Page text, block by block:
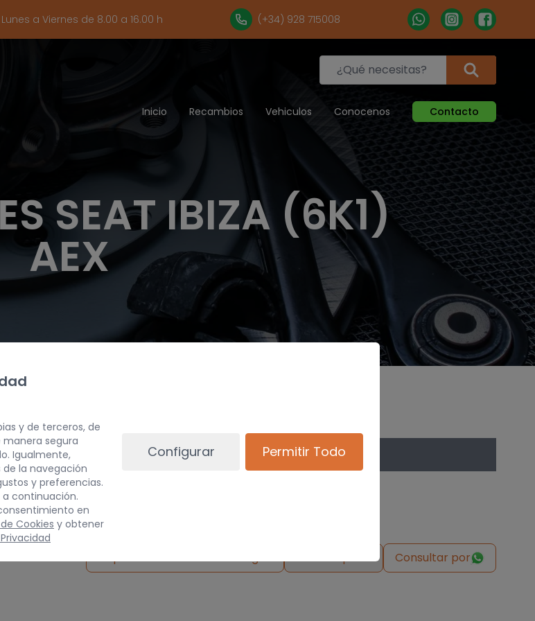
a Viernes de 8.00 a 16.00 h (+34) 928 715008
Inicio Recambios Vehiculos Conocenos Contacto
SEAT IBIZA (6K1)
AEX
PESO
3 kg
Inspeccionar vehículo de origen Solicitar pieza Consultar por
y de terceros, de
segura
Igualmente,
la navegación
y preferencias.
continuación.
en
Cookies y obtener
Configurar Permitir Todo